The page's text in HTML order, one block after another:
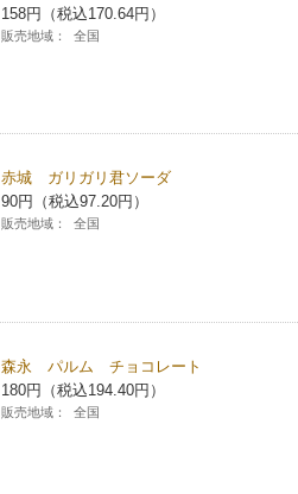
158円（税込170.64円）
販売地域： 全国
赤城 ガリガリ君ソーダ
90円（税込97.20円）
販売地域： 全国
森永 パルム チョコレート
180円（税込194.40円）
販売地域： 全国